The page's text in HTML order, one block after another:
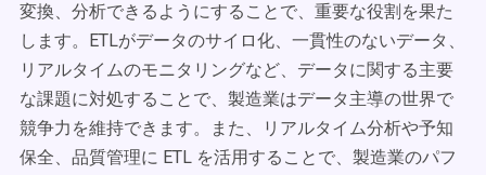
変換、分析できるようにすることで、重要な役割を果た
します。ETLがデータのサイロ化、一貫性のないデータ、
リアルタイムのモニタリングなど、データに関する主要
な課題に対処することで、製造業はデータ主導の世界で
競争力を維持できます。また、リアルタイム分析や予知
保全、品質管理に ETL を活用することで、製造業のパフ